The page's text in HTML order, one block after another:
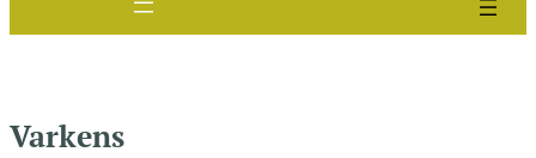
Varkens